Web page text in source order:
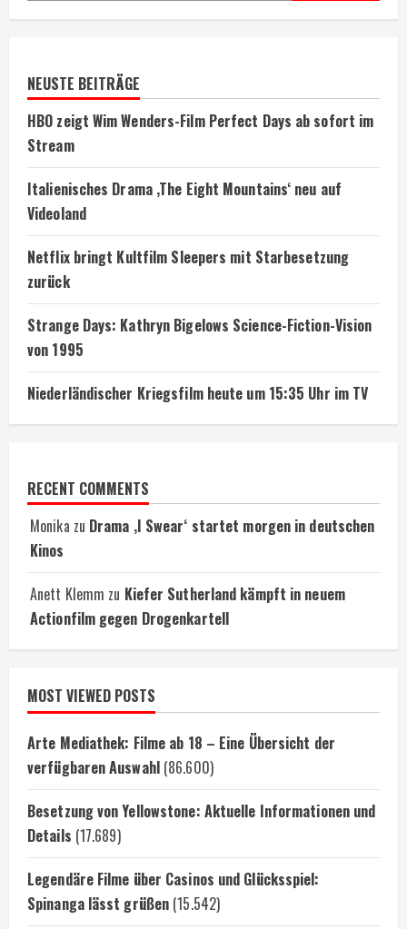
NEUSTE BEITRÄGE
HBO zeigt Wim Wenders-Film Perfect Days ab sofort im
Stream
Italienisches Drama ‚The Eight Mountains‘ neu auf
Videoland
Netflix bringt Kultfilm Sleepers mit Starbesetzung
zurück
Strange Days: Kathryn Bigelows Science-Fiction-Vision
von 1995
Niederländischer Kriegsfilm heute um 15:35 Uhr im TV
RECENT COMMENTS
Monika zu Drama ‚I Swear‘ startet morgen in deutschen
Kinos
Anett Klemm zu Kiefer Sutherland kämpft in neuem
Actionfilm gegen Drogenkartell
MOST VIEWED POSTS
Arte Mediathek: Filme ab 18 – Eine Übersicht der
verfügbaren Auswahl (86.600)
Besetzung von Yellowstone: Aktuelle Informationen und
Details (17.689)
Legendäre Filme über Casinos und Glücksspiel:
Spinanga lässt grüßen (15.542)